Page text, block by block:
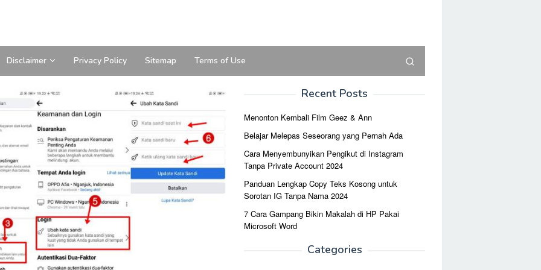
Disclaimer Privacy Policy Sitemap Terms of Use
Recent Posts
Menonton Kembali Film Geez & Ann
Belajar Melepas Seseorang yang Pernah Ada
Cara Menyembunyikan Pengikut di Instagram
Tanpa Private Account 2024
Panduan Lengkap Copy Teks Kosong untuk
Sorotan IG Tanpa Nama 2024
7 Cara Gampang Bikin Makalah di HP Pakai
Microsoft Word
Categories